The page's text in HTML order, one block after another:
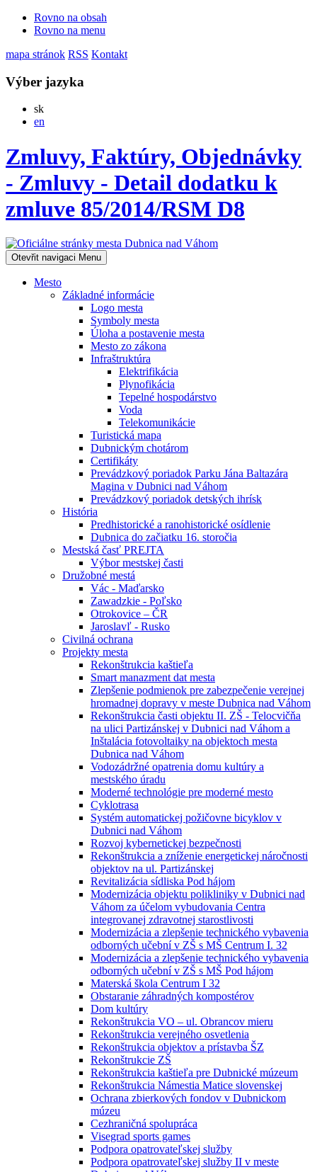
Rovno na obsah
Rovno na menu
mapa stránok RSS Kontakt
Výber jazyka
skSlovensky
en
Zmluvy, Faktúry, Objednávky
- Zmluvy - Detail dodatku k
zmluve 85/2014/RSM D8
Otevřit navigaci Menu
Mesto
Základné informácie
Logo mesta
Symboly mesta
Úloha a postavenie mesta
Mesto zo zákona
Infraštruktúra
Elektrifikácia
Plynofikácia
Tepelné hospodárstvo
Voda
Telekomunikácie
Turistická mapa
Dubnickým chotárom
Certifikáty
Prevádzkový poriadok Parku Jána Baltazára
Magina v Dubnici nad Váhom
Prevádzkový poriadok detských ihrísk
História
Predhistorické a ranohistorické osídlenie
Dubnica do začiatku 16. storočia
Mestská časť PREJTA
Výbor mestskej časti
Družobné mestá
Vác - Maďarsko
Zawadzkie - Poľsko
Otrokovice – ČR
Jaroslavľ - Rusko
Civilná ochrana
Projekty mesta
Rekonštrukcia kaštieľa
Smart manazment dat mesta
Zlepšenie podmienok pre zabezpečenie verejnej
hromadnej dopravy v meste Dubnica nad Váhom
Rekonštrukcia časti objektu II. ZŠ - Telocvičňa
na ulici Partizánskej v Dubnici nad Váhom a
Inštalácia fotovoltaiky na objektoch mesta
Dubnica nad Váhom
Vodozádržné opatrenia domu kultúry a
mestského úradu
Moderné technológie pre moderné mesto
Cyklotrasa
Systém automatickej požičovne bicyklov v
Dubnici nad Váhom
Rozvoj kybernetickej bezpečnosti
Rekonštrukcia a zníženie energetickej náročnosti
objektov na ul. Partizánskej
Revitalizácia sídliska Pod hájom
Modernizácia objektu polikliniky v Dubnici nad
Váhom za účelom vybudovania Centra
integrovanej zdravotnej starostlivosti
Modernizácia a zlepšenie technického vybavenia
odborných učební v ZŠ s MŠ Centrum I. 32
Modernizácia a zlepšenie technického vybavenia
odborných učební v ZŠ s MŠ Pod hájom
Materská škola Centrum I 32
Obstaranie záhradných kompostérov
Dom kultúry
Rekonštrukcia VO – ul. Obrancov mieru
Rekonštrukcia verejného osvetlenia
Rekonštrukcia objektov a prístavba ŠZ
Rekonštrukcie ZŠ
Rekonštrukcia kaštieľa pre Dubnické múzeum
Rekonštrukcia Námestia Matice slovenskej
Ochrana zbierkových fondov v Dubnickom
múzeu
Cezhraničná spolupráca
Visegrad sports games
Podpora opatrovateľskej služby
Podpora opatrovateľskej služby II v meste